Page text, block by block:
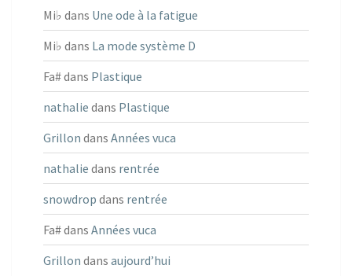
Mi♭ dans Une ode à la fatigue
Mi♭ dans La mode système D
Fa#dans Plastique
nathalie dans Plastique
Grillon dans Années vuca
nathalie dans rentrée
snowdrop dans rentrée
Fa#dans Années vuca
Grillon dans aujourd’hui